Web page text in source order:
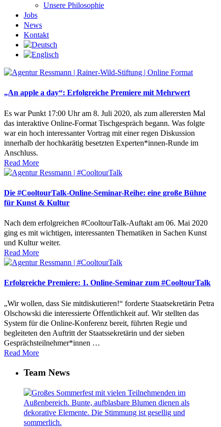
Unsere Philosophie
Jobs
News
Kontakt
„An apple a day“: Erfolgreiche Premiere mit Mehrwert
Es war Punkt 17:00 Uhr am 8. Juli 2020, als zum allerersten Mal
das interaktive Online-Format Tischgespräch begann. Was folgte
war ein hoch interessanter Vortrag mit einer regen Diskussion
innerhalb der hochkarätig besetzten Experten*innen-Runde im
Anschluss.
Read More
Die #CooltourTalk-Online-Seminar-Reihe: eine große Bühne
für Kunst & Kultur
Nach dem erfolgreichen #CooltourTalk-Auftakt am 06. Mai 2020
ging es mit wichtigen, interessanten Thematiken in Sachen Kunst
und Kultur weiter.
Read More
Erfolgreiche Premiere: 1. Online-Seminar zum #CooltourTalk
„Wir wollen, dass Sie mitdiskutieren!“ forderte Staatsekretärin Petra
Olschowski die interessierte Öffentlichkeit auf. Wir stellten das
System für die Online-Konferenz bereit, führten Regie und
begleiteten den Auftritt der Staatssekretärin und der sieben
Gesprächsteilnehmer*innen …
Read More
Team News